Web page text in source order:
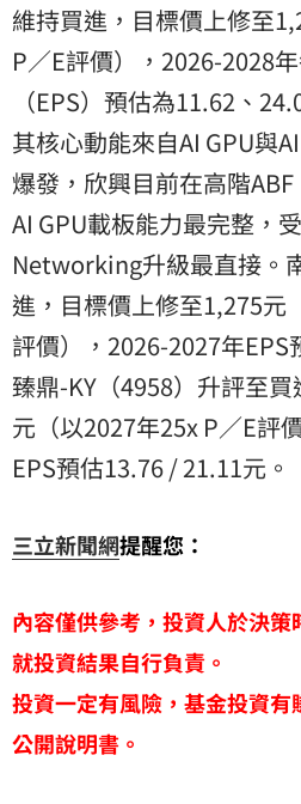
維持買進，目標價上修至
P／E評價），2026-2028
（EPS）預估為11.62、
其核心動能來自AI GPU與
爆發，欣興目前在高階
AI GPU載板能力最完整，
Networking升級最直接。
進，目標價上修至1,275元
評價），2026-2027年EPS
臻鼎-KY（4958）升評至
元（以2027年25x P／E評
EPS預估13.76 / 21.11元。
三立新聞網提醒您：
內容僅供參考，投資人於決
就投資結果自行負責。
投資一定有風險，基金投資
公開說明書。